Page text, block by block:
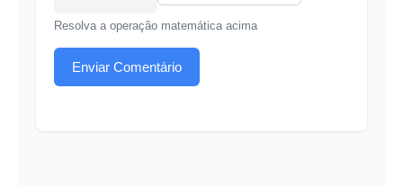
Resolva a operação matemática acima
Enviar Comentário